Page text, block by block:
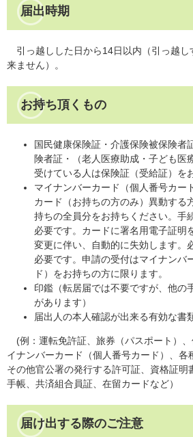
届出時期
引っ越しした日から14日以内（引っ越し
来ません）。
お持ち頂くもの
国民健康保険証・介護保険被保険者
険者証・（老人医療助成・子ども医
受けている人は保険証（受給証）を
マイナンバーカード（個人番号カー
カード（お持ちの方のみ）異動する
持ちの全員分をお持ちください。手
必要です。カードに署名用電子証明
変更に伴い、自動的に失効します。
必要です。申請の受付はマイナンバ
ド）をお持ちの方に限ります。
印鑑（転居届では不要ですが、他の
があります）
届出人の本人確認が出来る有効な書
(例：運転免許証、旅券（パスポート）
イナンバーカード（個人番号カード）、各
その他官公署の発行する許可証、資格証明
手帳、共済組合員証、在留カードなど）
届け出する際のご注意